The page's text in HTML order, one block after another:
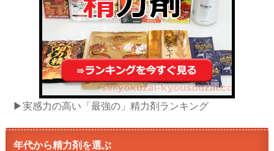
▶実感力の高い「最強の」精力剤ランキング
年代から精力剤を選ぶ